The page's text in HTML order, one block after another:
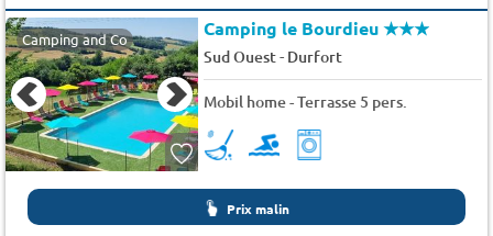
Camping and Co Camping le Bourdieu★★★
Sud Ouest- Durfort
Mobil home - Terrasse 5 pers.
Prix malin